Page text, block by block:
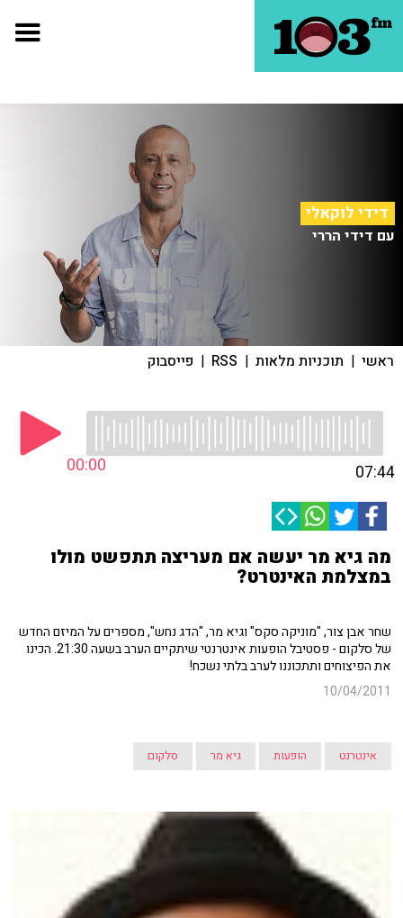
דידי לוקאלי
עם דידי הררי
ראשי | תוכניות מלאות |
RSS
| פייסבוק
00:00 07:44
מה גיא מר יעשה אם מעריצה תתפשט מולו
במצלמת האינטרט?
שחר אבן צור, "מוניקה סקס" וגיא מר, "הדג נחש", מספרים על המיזם החדש
של סלקום - פסטיבל הופעות אינטרנטי שיתקיים הערב בשעה 21:30. הכינו
את הפיצוחים ותתכוננו לערב בלתי נשכח!
10/04/2011
אינטרנט הופעות גיא מר סלקום